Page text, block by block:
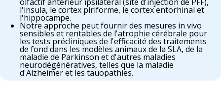
l'insula, le cortex piriforme, le cortex entorhinal et
l'hippocampe.
Notre approche peut fournir des mesures in vivo
sensibles et rentables de l'atrophie cérébrale pour
les tests précliniques de l'efficacité des traitements
de fond dans les modèles animaux de la SLA, de la
maladie de Parkinson et d'autres maladies
neurodégénératives, telles que la maladie
d'Alzheimer et les tauopathies.